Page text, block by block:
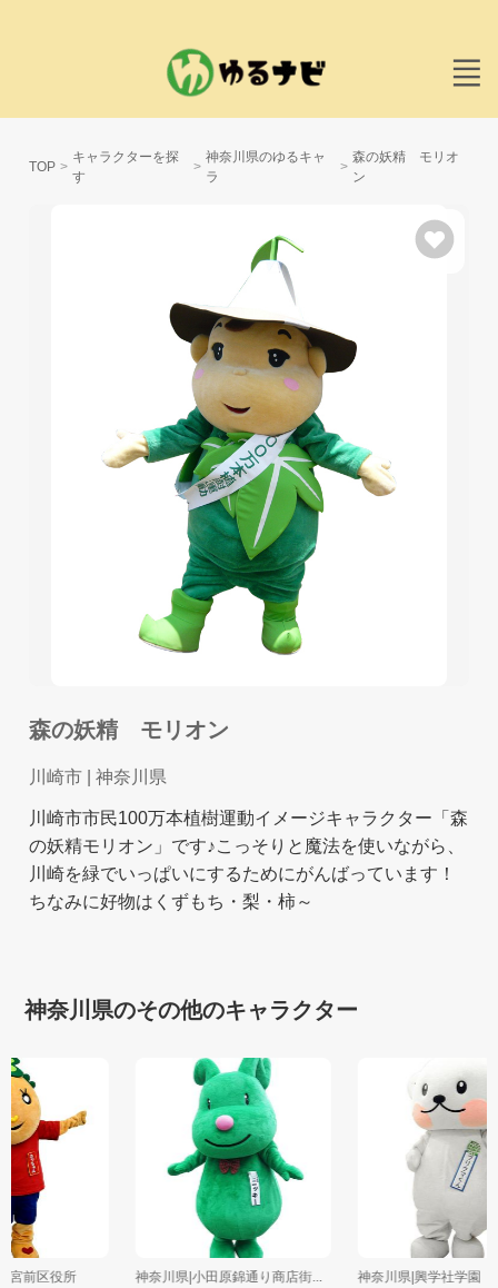
TOP
キャラクターを探
す
神奈川県のゆるキャ
ラ
森の妖精 モリオ
ン
森の妖精 モリオン
川崎市 | 神奈川県
川崎市市民100万本植樹運動イメージキャラクター「森
の妖精モリオン」です♪こっそりと魔法を使いながら、
川崎を緑でいっぱいにするためにがんばっています！
ちなみに好物はくずもち・梨・柿～
神奈川県のその他のキャラクター
宮前区役所 神奈川県|小田原錦通り商店街... 神奈川県|興学社学園